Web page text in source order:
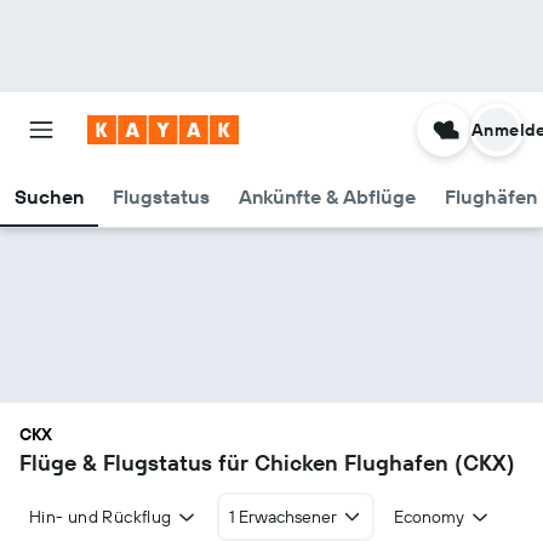
Suchen Flugstatus Ankünfte & Abflüge Flughäfen
CKX
Flüge & Flugstatus für Chicken Flughafen (CKX)
Hin- und Rückflug 1 Erwachsener
Economy